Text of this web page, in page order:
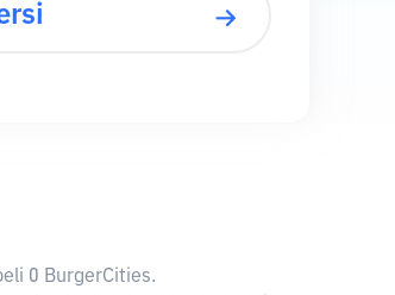
0 BurgerCities.